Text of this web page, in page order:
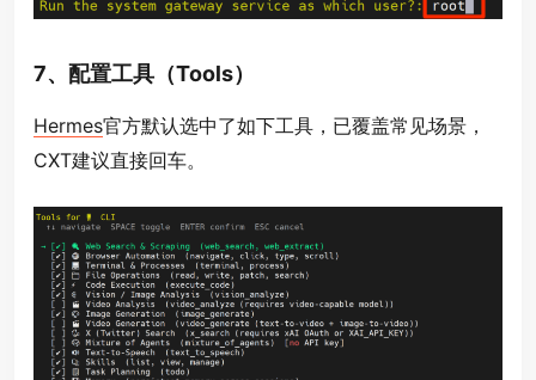
7、配置工具（Tools）
Hermes官方默认选中了如下工具，已覆盖常见场景，
CXT建议直接回车。